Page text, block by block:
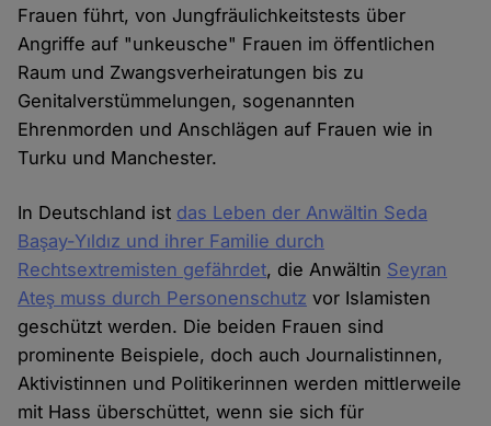
Frauen führt, von Jungfräulichkeitstests über
Angriffe auf "unkeusche" Frauen im öffentlichen
Raum und Zwangsverheiratungen bis zu
Genitalverstümmelungen, sogenannten
Ehrenmorden und Anschlägen auf Frauen wie in
Turku und Manchester.
In Deutschland ist das Leben der Anwältin Seda
Başay-Yıldız und ihrer Familie durch
Rechtsextremisten gefährdet, die Anwältin Seyran
Ateş muss durch Personenschutz vor Islamisten
geschützt werden. Die beiden Frauen sind
prominente Beispiele, doch auch Journalistinnen,
Aktivistinnen und Politikerinnen werden mittlerweile
mit Hass überschüttet, wenn sie sich für